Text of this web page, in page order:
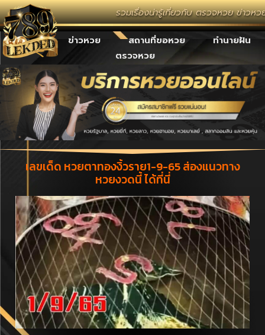
รวมเรื่องน่ารู้เกี่ยวกับ ตรวจหวย ข่าวหว
เลขเด็ด ข่าวหวย สถานที่ขอหวย
ทำนายฝัน
ตรวจหวย
เลขเด็ด หวยตาทองงิ้วราย1-9-65 ส่องแนวทาง
หวยงวดนี้ ได้ที่นี่